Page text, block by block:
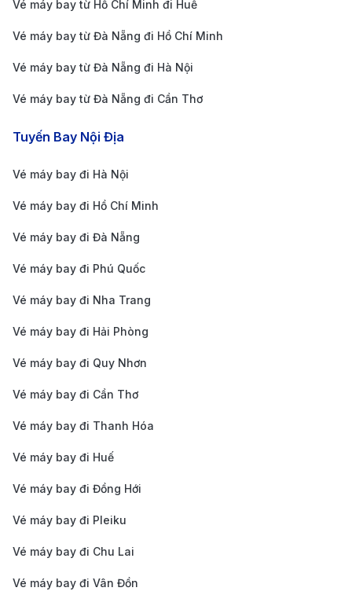
chi phí cho chuyến đi của mình. Dưới đây là một số
gợi ý hữu ích giúp bạn tiết kiệm khi mua vé.
mãi vào các dịp lễ lớn như Black Friday, Cyber
Monday và các dịp đặc biệt khác. Bạn nên đăng ký
theo dõi các trang web săn vé để không bỏ lỡ cơ
hội mua vé với giá ưu đãi.
Chọn thời gian bay linh hoạt
cuối tuần, dịp lễ hoặc mùa cao điểm du lịch. Thay
vào đó, lựa chọn bay vào giữa tuần hoặc trong các
tháng thấp điểm như tháng 9 hoặc tháng 10 sẽ
nhiều công cụ trực tuyến giúp bạn so sánh giá vé
từ nhiều hãng hàng không khác nhau như 190
Booking. Các công cụ này cho phép bạn dễ dàng
giảm.
Đặt vé sớm: Việc đặt vé sớm từ 2 đến 3 tháng
Vé máy bay từ Hồ Chí Minh đi Huế
Vé máy bay từ Đà Nẵng đi Hồ Chí Minh
Vé máy bay từ Đà Nẵng đi Hà Nội
Vé máy bay từ Đà Nẵng đi Cần Thơ
Tuyến Bay Nội Địa
Vé máy bay đi Hà Nội
Vé máy bay đi Hồ Chí Minh
Vé máy bay đi Đà Nẵng
Vé máy bay đi Phú Quốc
Vé máy bay đi Nha Trang
Vé máy bay đi Hải Phòng
Vé máy bay đi Quy Nhơn
Vé máy bay đi Cần Thơ
Vé máy bay đi Thanh Hóa
Vé máy bay đi Huế
Vé máy bay đi Đồng Hới
Vé máy bay đi Pleiku
Vé máy bay đi Chu Lai
Vé máy bay đi Vân Đồn